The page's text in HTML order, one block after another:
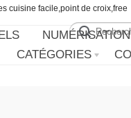
cuisine facile,point de croix,free
CATÉGORIES